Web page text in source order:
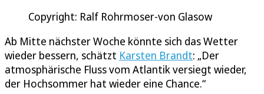
Copyright: Ralf Rohrmoser-von Glasow
Ab Mitte nächster Woche könnte sich das Wetter
wieder bessern, schätzt Karsten Brandt: „Der
atmosphärische Fluss vom Atlantik versiegt wieder,
der Hochsommer hat wieder eine Chance.“